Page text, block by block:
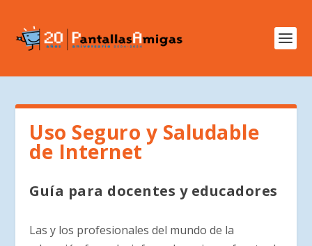
Uso Seguro y Saludable
de Internet
Guía para docentes y educadores
Las y los profesionales del mundo de la